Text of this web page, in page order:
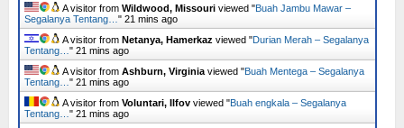
A visitor from Wildwood, Missouri viewed "Buah Jambu Mawar –
Segalanya Tentang… " 21 mins ago
A visitor from Netanya, Hamerkaz viewed "Durian Merah – Segalanya
Tentang… " 21 mins ago
A visitor from Ashburn, Virginia viewed "Buah Mentega – Segalanya
Tentang… " 21 mins ago
A visitor from Voluntari, Ilfov viewed "Buah engkala – Segalanya
Tentang… " 21 mins ago